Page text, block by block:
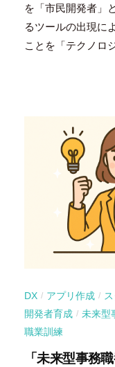
豪
を「市民開発者」
るツールの出現に
ことを「テクノロ
DX / アプリ作成 /
開発者育成 / 未来型
職業訓練
「未来型事務